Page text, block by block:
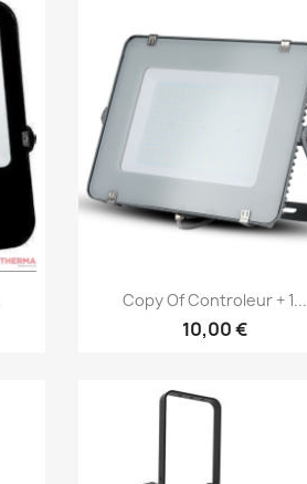
Vorschau
Copy Of Controleur + 1...
10,00 €